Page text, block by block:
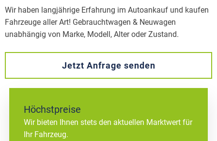
Höchstpreise
Wir bieten Ihnen stets den aktuellen Marktwert für
Ihr Fahrzeug.
Wir haben langjährige Erfahrung im Autoankauf und kaufen
Fahrzeuge aller Art! Gebrauchtwagen & Neuwagen
unabhängig von Marke, Modell, Alter oder Zustand.
Jetzt Anfrage senden